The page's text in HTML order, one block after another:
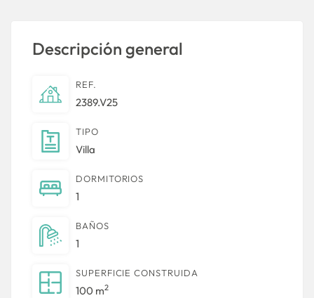
Descripción general
REF.
2389.V25
TIPO
Villa
DORMITORIOS
1
BAÑOS
1
SUPERFICIE CONSTRUIDA
100 m2